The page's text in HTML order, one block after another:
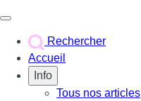
Rechercher
Accueil
Info
Tous nos articles